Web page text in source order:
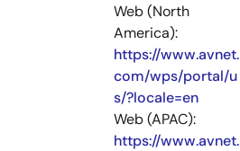
Web (North
America):
https://www.avnet.
com/wps/portal/u
s/?locale=en
Web (APAC):
https://www.avnet.